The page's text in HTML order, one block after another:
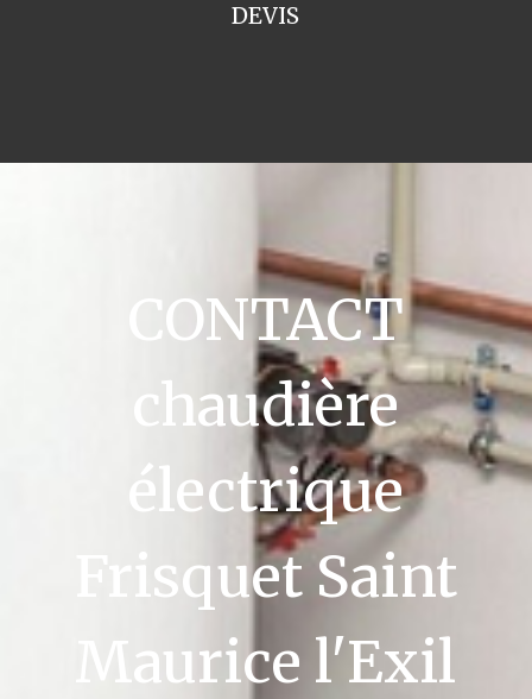
DEVIS
CONTACT
chaudière
électrique
Frisquet Saint
Maurice l'Exil